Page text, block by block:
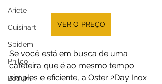
Ariete
Cuisinart
Spidem
Philco
Bodum
VER O PREÇO
Se você está em busca de uma
cafeteira que é ao mesmo tempo
simples e eficiente, a Oster 2Day Inox